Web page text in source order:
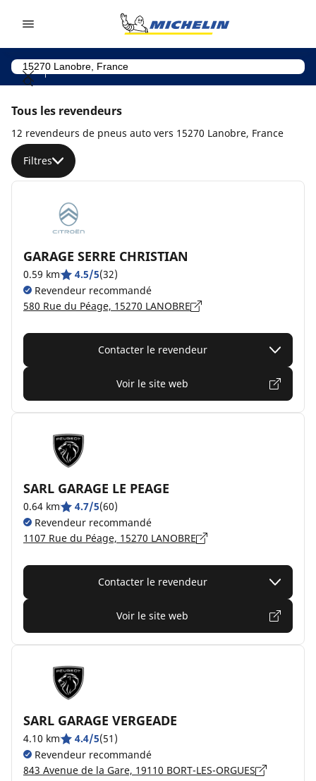
Tous les revendeurs
12 revendeurs de pneus auto vers 15270 Lanobre, France
Filtres
GARAGE SERRE CHRISTIAN
0.59 km 4.5/5(32)
Revendeur recommandé
580 Rue du Péage, 15270 LANOBRE
Contacter le revendeur
Voir le site web
SARL GARAGE LE PEAGE
0.64 km 4.7/5(60)
Revendeur recommandé
1107 Rue du Péage, 15270 LANOBRE
Contacter le revendeur
Voir le site web
SARL GARAGE VERGEADE
4.10 km 4.4/5(51)
Revendeur recommandé
843 Avenue de la Gare, 19110 BORT-LES-ORGUES